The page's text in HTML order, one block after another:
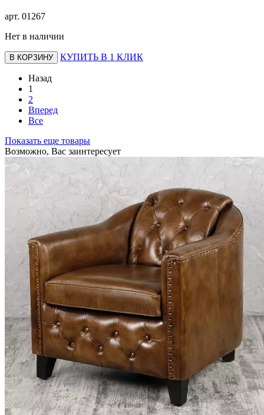
арт. 01267
Нет в наличии
В КОРЗИНУ КУПИТЬ В 1 КЛИК
Назад
1
2
Вперед
Все
Показать еще товары
Возможно, Вас заинтересует